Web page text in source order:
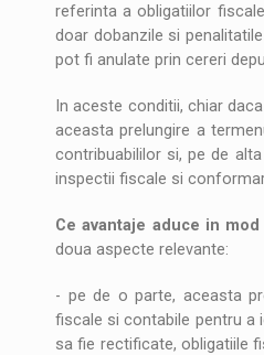
referinta a obligatiilor
doar dobanzile si
pot fi anulate prin cereri
In aceste conditii, chiar
aceasta prelungire a
contribuabililor si, pe de
inspectii fiscale si
Ce avantaje aduce in
doua aspecte relevante:
- pe de o parte, aceasta
fiscale si contabile pentru a
sa fie rectificate, obligatiile